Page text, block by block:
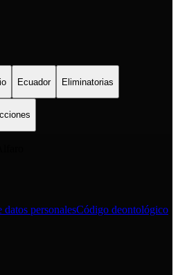
Ecuador Eliminatorias
personalesCódigo deontológico